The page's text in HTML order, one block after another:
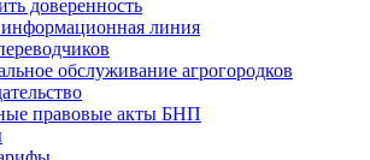
доверенность
линия
обслуживание агрогородков
правовые акты БНП